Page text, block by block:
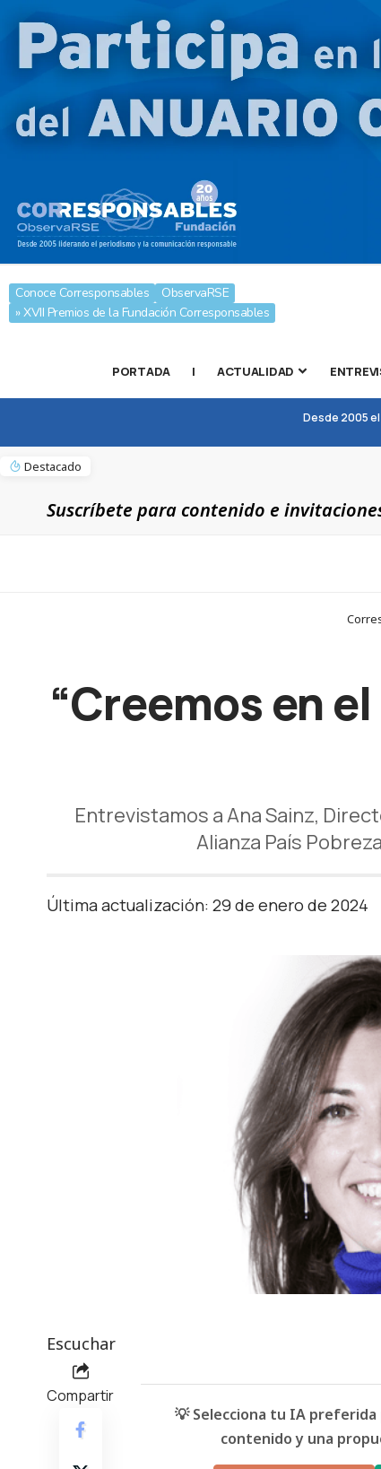
Conoce Corresponsables
ObservaRSE
» XVII Premios de la Fundación Corresponsables
PORTADA | ACTUALIDAD
Desde 2005
Destacado
Suscríbete para contenido e
“Creemos en
Entrevistamos a Ana Sainz,
Alianza País
Última actualización: 29 de enero de 2024
Escuchar
Compartir
💡 Selecciona tu IA
contenido y una